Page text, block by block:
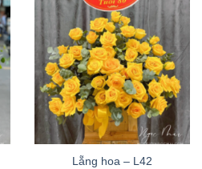
Lẵng hoa – L42